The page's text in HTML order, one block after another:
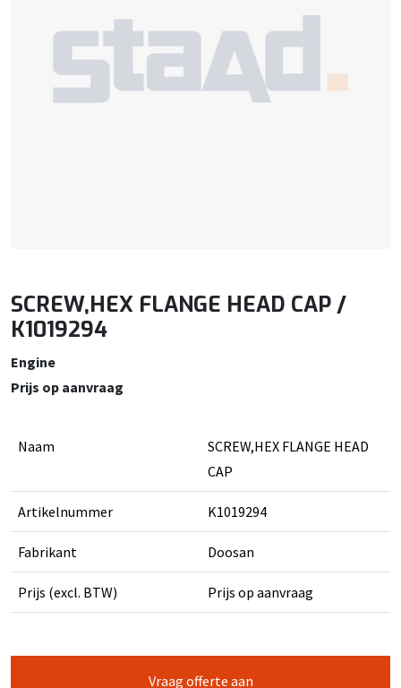
SCREW,HEX FLANGE HEAD CAP /
K1019294
Engine
Prijs op aanvraag
Naam
SCREW,HEX FLANGE HEAD
CAP
Artikelnummer K1019294
Fabrikant Doosan
Prijs (excl. BTW) Prijs op aanvraag
Vraag offerte aan